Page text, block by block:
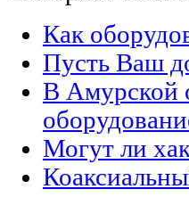
Как
Пусть Ваш
В Амурской
Могут ли